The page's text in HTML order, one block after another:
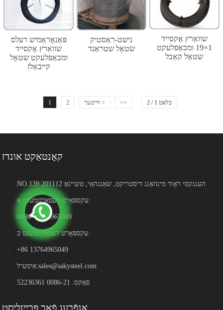
פּאַנאָראַמיש רעלס
שוואַרץ אָקסייד
ומבאַפלעקט שטאָל
קייבאַלז
נישט-ראַסטיק
שטאָל שטראַנד
שוואַרץ אָקסייד
1×19 ומבאַפלעקט
שטאָל קאַבל
1 2 ווייטער > >> בלאַט 1 / 2
קאָנטאַקט אונדז
NO.139 הענגקסי ראָוד מינהאַנג דיסטריקט, שאַנגהאַי, טשיינאַ 201112
עקספּאָרט דעפּאַרטמענט א:
0086-13764965049
עקספּאָרט דעפּאַרטמענט ב:
+86 13764965049
אימעיל:sales@sakysteel.com
פאַקס: 0086-21 52236361
אָנפֿרעג פֿאַר פּרייזליסט